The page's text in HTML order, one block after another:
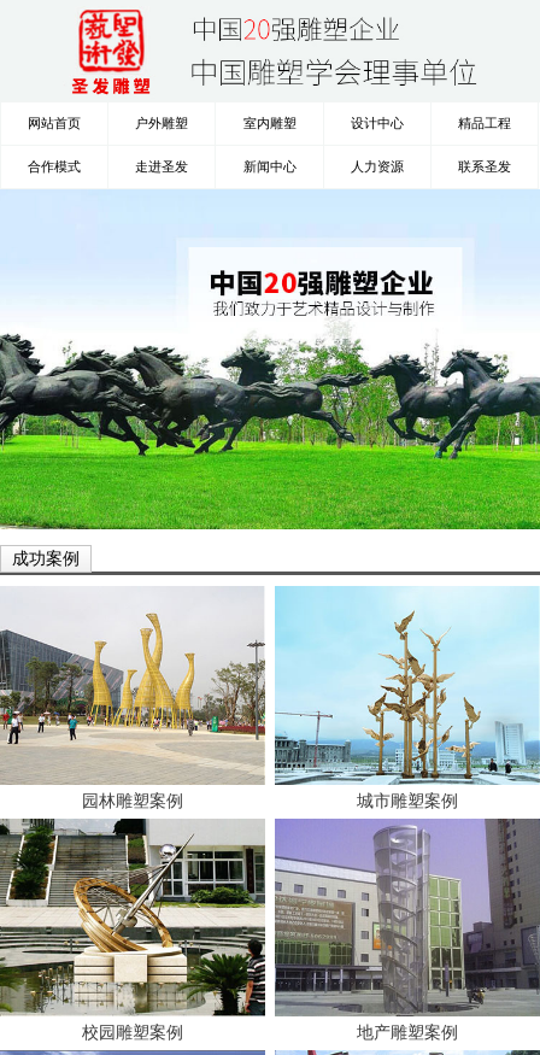
网站首页 户外雕塑 室内雕塑 设计中心 精品工程
合作模式 走进圣发 新闻中心 人力资源 联系圣发
成功案例
园林雕塑案例
校园雕塑案例
城市雕塑案例
地产雕塑案例